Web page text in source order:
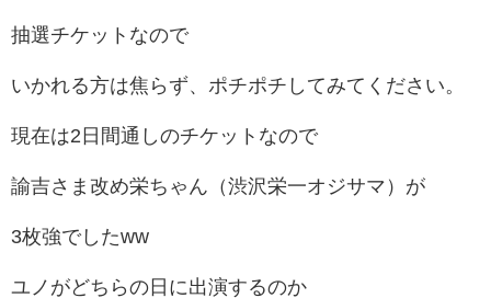
抽選チケットなので
いかれる方は焦らず、ポチポチしてみてください。
現在は2日間通しのチケットなので
諭吉さま改め栄ちゃん（渋沢栄一オジサマ）が
3枚強でしたww
ユノがどちらの日に出演するのか